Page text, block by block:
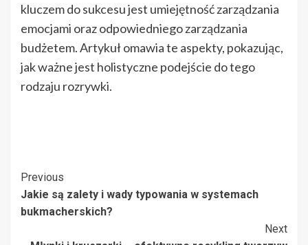
kluczem do sukcesu jest umiejętność zarządzania
emocjami oraz odpowiedniego zarządzania
budżetem. Artykuł omawia te aspekty, pokazując,
jak ważne jest holistyczne podejście do tego
rodzaju rozrywki.
Post
Navigation
Previous
Jakie są zalety i wady typowania w systemach
bukmacherskich?
Next